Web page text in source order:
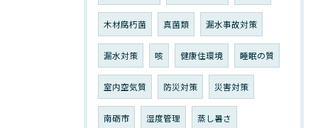
木材腐朽菌 真菌類 漏水事故対策
漏水対策 咳 健康住環境 睡眠の質
室内空気質 防災対策 災害対策
南砺市 湿度管理 蒸し暑さ